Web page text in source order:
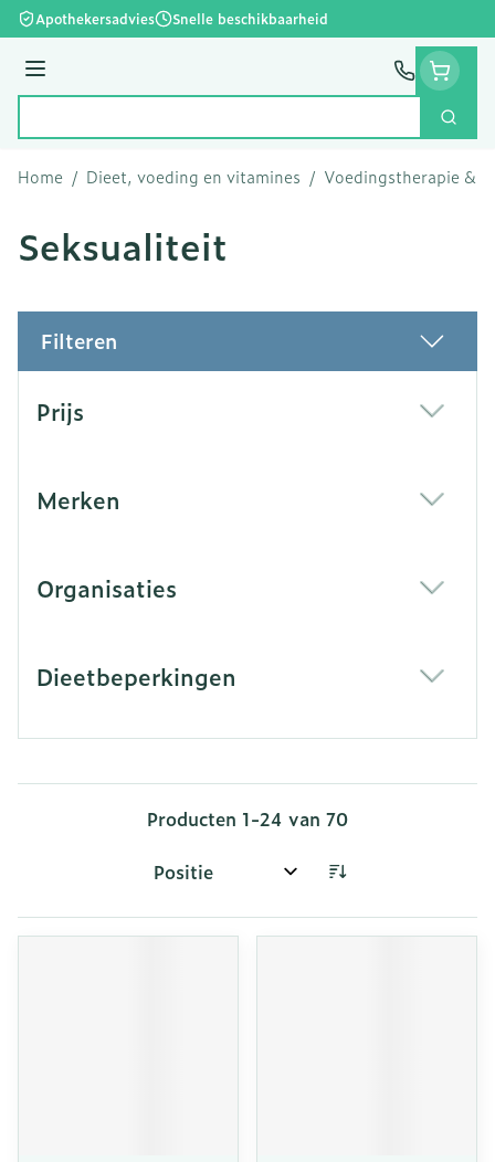
Ga naar de inhoud
Apothekersadvies Snelle beschikbaarheid
Menu
Zoek
Home / Dieet, voeding en vitamines / Voedingstherapie &
Seksualiteit
Filteren
Prijs
Merken
Organisaties
Dieetbeperkingen
Producten 1-24 van 70
Sorteer op: